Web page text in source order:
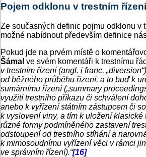
Pojem odklonu v trestním
Ze současných definic pojmu odklonu v
možné nabídnout především definice
Pokud jde na prvém místě o
Šámal ve svém komentáři k trestnímu
v trestním řízení (angl. i franc.
od běžného průběhu řízení, a to buď k
sumárnímu řízení („summary
využití trestního příkazu či schválení
anebo k vyřízení státním zástupcem či
k vyslovení viny, a tím k uložení klasické
různé formy podmíněného zastavení
odstoupení od trestního stíhání a
k mimosoudnímu vyřízení věci v rámci
ve správním řízení).“[16]